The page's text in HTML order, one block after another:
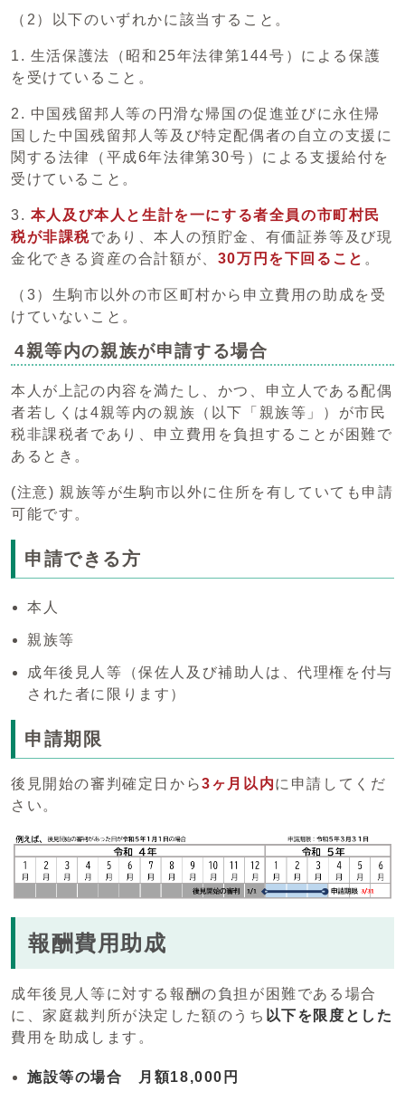
（2）以下のいずれかに該当すること。
1. 生活保護法（昭和25年法律第144号）による保護
を受けていること。
2. 中国残留邦人等の円滑な帰国の促進並びに永住帰
国した中国残留邦人等及び特定配偶者の自立の支援に
関する法律（平成6年法律第30号）による支援給付を
受けていること。
3. 本人及び本人と生計を一にする者全員の市町村民
税が非課税であり、本人の預貯金、有価証券等及び現
金化できる資産の合計額が、 30万円を下回 る こと 。
（3）生駒市以外の市区町村から申立費用の助成を受
けていないこと。
4親等内の親族が申請する場合
本人が上記の内容を満たし、かつ、申立人である配偶
者若しくは4親等内の親族（以下「親族等」）が市民
税非課税者であり、申立費用を負担することが困難で
あるとき。
(注意) 親族等が生駒市以外に住所を有していても申請
可能です。
申請できる方
本人
親族等
成年後見人等（保佐人及び補助人は、代理権を付与
された者に限ります）
申請期限
後見開始の審判確定日から3ヶ月以内に申請してくだ
さい。
報酬費用助成
成年後見人等に対する報酬の負担が困難である場合
に、家庭裁判所が決定した額のうち 以下を限度とした
費用を助成します。
施設等の場合 月額18,000円